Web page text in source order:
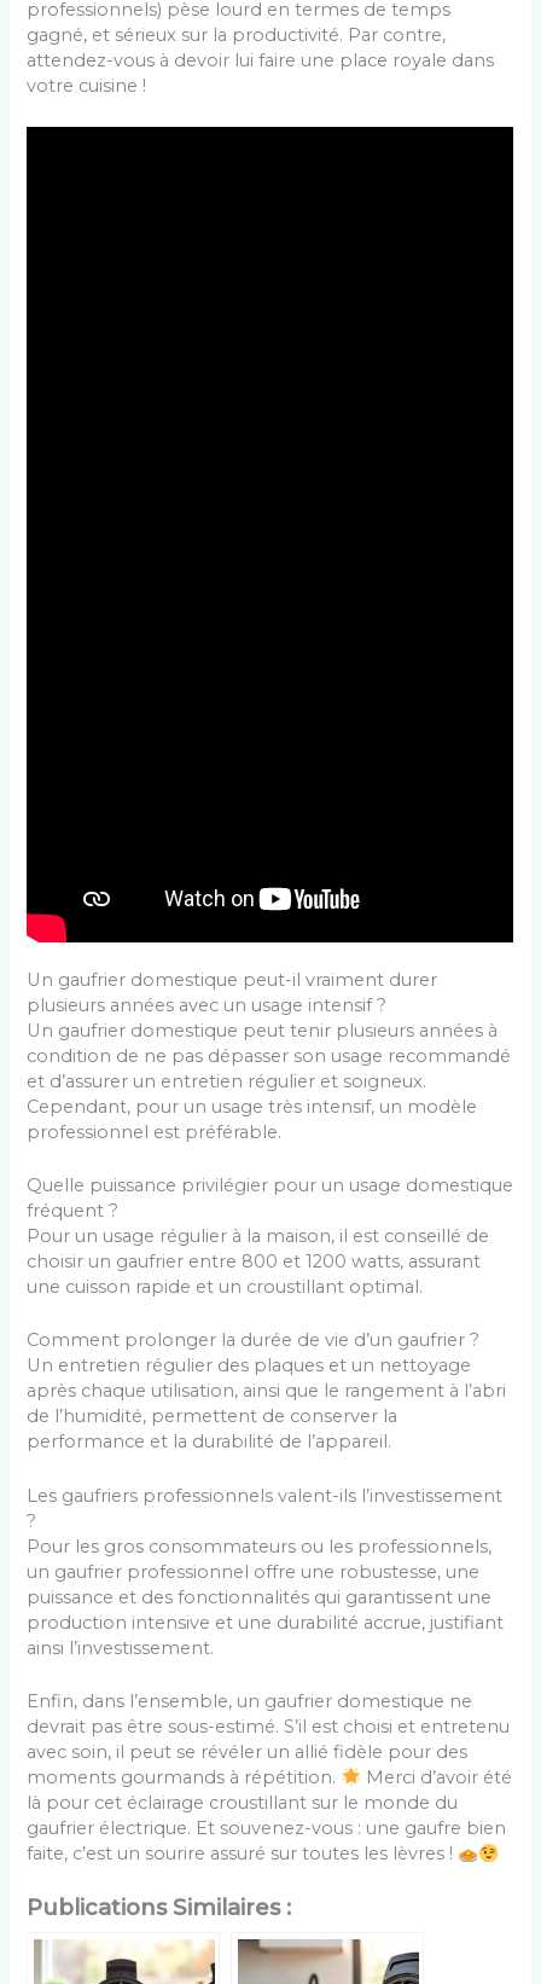
professionnels) pèse lourd en termes de temps
gagné, et sérieux sur la productivité. Par contre,
attendez-vous à devoir lui faire une place royale dans
votre cuisine !
Un gaufrier domestique peut-il vraiment durer
plusieurs années avec un usage intensif ?
Un gaufrier domestique peut tenir plusieurs années à
condition de ne pas dépasser son usage recommandé
et d’assurer un entretien régulier et soigneux.
Cependant, pour un usage très intensif, un modèle
professionnel est préférable.
Quelle puissance privilégier pour un usage domestique
fréquent ?
Pour un usage régulier à la maison, il est conseillé de
choisir un gaufrier entre 800 et 1200 watts, assurant
une cuisson rapide et un croustillant optimal.
Comment prolonger la durée de vie d’un gaufrier ?
Un entretien régulier des plaques et un nettoyage
après chaque utilisation, ainsi que le rangement à l’abri
de l’humidité, permettent de conserver la
performance et la durabilité de l’appareil.
Les gaufriers professionnels valent-ils l’investissement
?
Pour les gros consommateurs ou les professionnels,
un gaufrier professionnel offre une robustesse, une
puissance et des fonctionnalités qui garantissent une
production intensive et une durabilité accrue, justifiant
ainsi l’investissement.
Enfin, dans l’ensemble, un gaufrier domestique ne
devrait pas être sous-estimé. S’il est choisi et entretenu
avec soin, il peut se révéler un allié fidèle pour des
moments gourmands à répétition.
Merci d’avoir été
là pour cet éclairage croustillant sur le monde du
gaufrier électrique. Et souvenez-vous : une gaufre bien
faite, c’est un sourire assuré sur toutes les lèvres !
Publications Similaires :